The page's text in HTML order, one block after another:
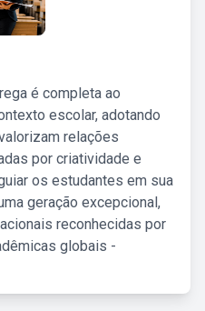
é completa ao
escolar, adotando
relações
por criatividade e
os estudantes em sua
geração excepcional,
reconhecidas por
globais -